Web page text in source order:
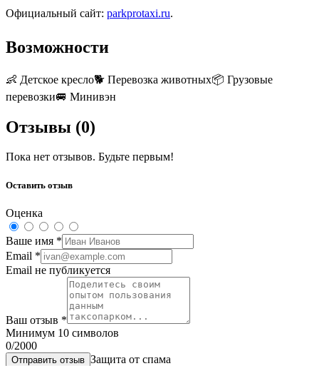
Официальный сайт: parkprotaxi.ru.
Возможности
👶 Детское кресло🐕 Перевозка животных📦 Грузовые
перевозки🚐 Минивэн
Отзывы (0)
Пока нет отзывов. Будьте первым!
Оставить отзыв
Оценка
Ваше имя *
Email *
Email не публикуется
Ваш отзыв *
Минимум 10 символов
0/2000
Отправить отзыв Защита от спама